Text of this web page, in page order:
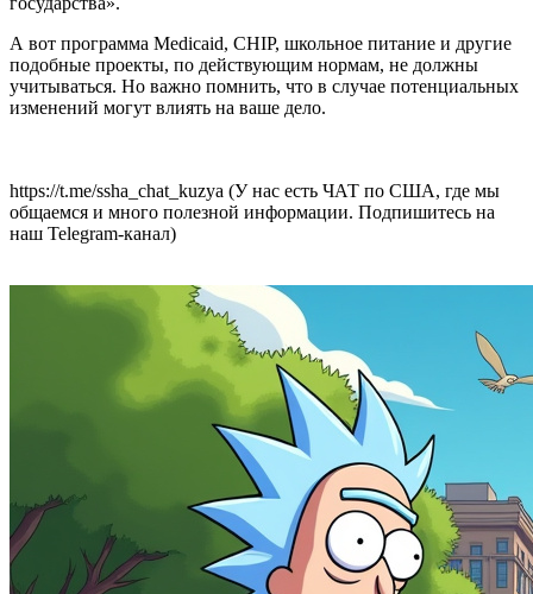
А вот программа Medicaid, CHIP, школьное питание и другие
подобные проекты, по действующим нормам, не должны
учитываться. Но важно помнить, что в случае потенциальных
изменений могут влиять на ваше дело.
https://t.me/ssha_chat_kuzya (У нас есть ЧАТ по США, где мы
общаемся и много полезной информации. Подпишитесь на
наш Telegram-канал)